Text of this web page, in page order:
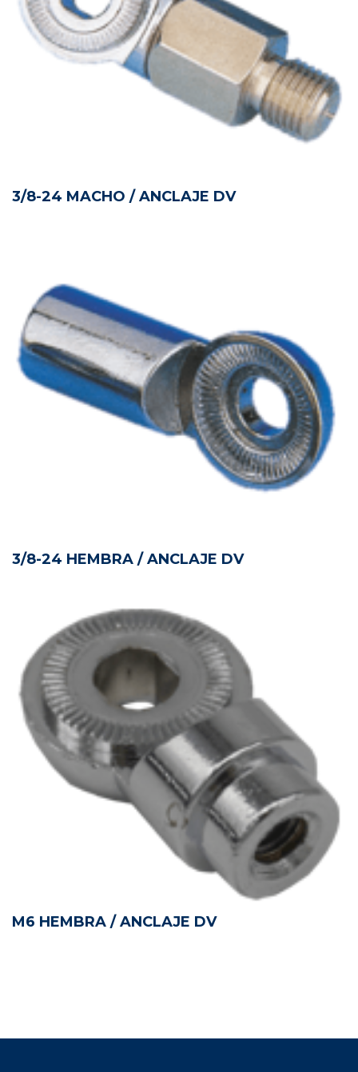
3/8-24 MACHO / ANCLAJE DV
3/8-24 HEMBRA / ANCLAJE DV
M6 HEMBRA / ANCLAJE DV